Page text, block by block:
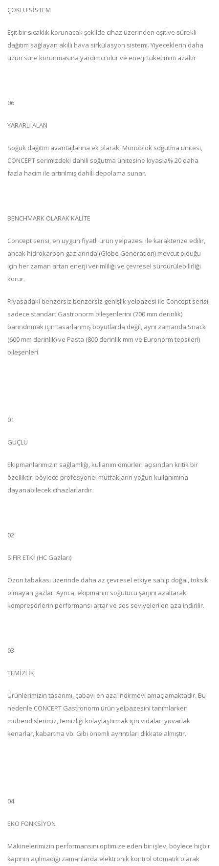
ÇOKLU SİSTEM
Eşit bir sıcaklık korunacak şekilde cihaz üzerinden eşit ve sürekli
dağıtım sağlayan akıllı hava sirkülasyon sistemi. Yiyeceklerin daha
uzun süre korunmasına yardımcı olur ve enerji tüketimini azaltır
06
YARARLI ALAN
Soğuk dağıtım avantajlarına ek olarak, Monoblok soğutma ünitesi,
CONCEPT serimizdeki dahili soğutma ünitesine kıyasla% 20 daha
fazla hacim ile artırılmış dahili depolama sunar.
BENCHMARK OLARAK KALİTE
Concept serisi, en uygun fiyatlı ürün yelpazesi ile karakterize edilir,
ancak hidrokarbon gazlarında (Globe Generation) mevcut olduğu
için her zaman artan enerji verimliliği ve çevresel sürdürülebilirliği
korur.
Piyasadaki benzersiz benzersiz genişlik yelpazesi ile Concept serisi,
sadece standart Gastronorm bileşenlerini (700 mm derinlik)
barındırmak için tasarlanmış boyutlarda değil, aynı zamanda Snack
(600 mm derinlik) ve Pasta (800 derinlik mm ve Euronorm tepsileri)
bileşenleri.
01
GÜÇLÜ
Ekipmanlarımızın sağlamlığı, kullanım ömürleri açısından kritik bir
özelliktir, böylece profesyonel mutfakların yoğun kullanımına
dayanabilecek cihazlarlardır
02
SIFIR ETKİ (HC Gazları)
Ozon tabakası üzerinde daha az çevresel etkiye sahip doğal, toksik
olmayan gazlar. Ayrıca, ekipmanın soğutucu şarjını azaltarak
kompresörlerin performansı artar ve ses seviyeleri en aza indirilir.
03
TEMİZLİK
Ürünlerimizin tasarımı, çabayı en aza indirmeyi amaçlamaktadır. Bu
nedenle CONCEPT Gastronorm ürün yelpazesini tanımlarken
mühendislerimiz, temizliği kolaylaştırmak için vidalar, yuvarlak
kenarlar, kabartma vb. Gibi önemli ayrıntıları dikkate almıştır.
04
EKO FONKSİYON
Makinelerimizin performansını optimize eden bir işlev, böylece hiçbir
kapının açılmadığı zamanlarda elektronik kontrol otomatik olarak